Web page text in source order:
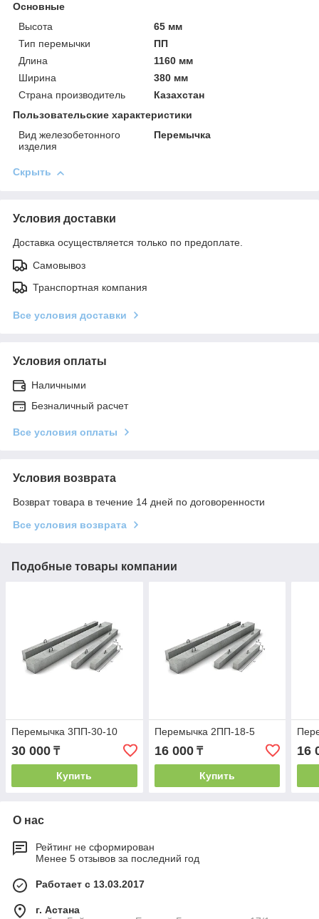
Основные
Высота
65 мм
Тип перемычки
ПП
Длина
1160 мм
Ширина
380 мм
Страна производитель
Казахстан
Пользовательские характеристики
Вид железобетонного
изделия
Перемычка
Скрыть
Условия доставки
Доставка осуществляется только по предоплате.
Самовывоз
Транспортная компания
Все условия доставки
Условия оплаты
Наличными
Безналичный расчет
Все условия оплаты
Условия возврата
Возврат товара в течение 14 дней по договоренности
Все условия возврата
Подобные товары компании
Перемычка 3ПП-30-10
30 000 ₸
Купить
Перемычка 2ПП-18-5
16 000₸
Купить
16
О нас
Рейтинг не сформирован
Менее 5 отзывов за последний год
Работает с 13.03.2017
г. Астана